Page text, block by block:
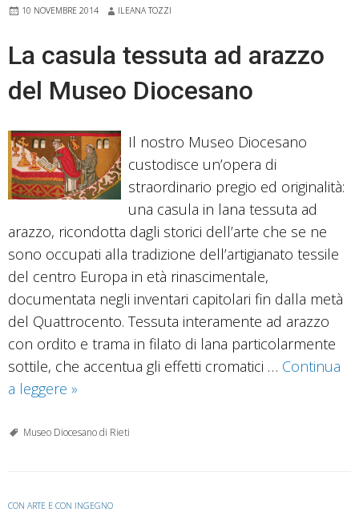
10 NOVEMBRE 2014 ILEANA TOZZI
La casula tessuta ad arazzo
del Museo Diocesano
Il nostro Museo Diocesano
custodisce un’opera di
straordinario pregio ed originalità:
una casula in lana tessuta ad
arazzo, ricondotta dagli storici dell’arte che se ne
sono occupati alla tradizione dell’artigianato tessile
del centro Europa in età rinascimentale,
documentata negli inventari capitolari fin dalla metà
del Quattrocento. Tessuta interamente ad arazzo
con ordito e trama in filato di lana particolarmente
sottile, che accentua gli effetti cromatici … Continua
a leggere La
tessuta
del
»
Museo Diocesano di Rieti
CON ARTE E CON INGEGNO